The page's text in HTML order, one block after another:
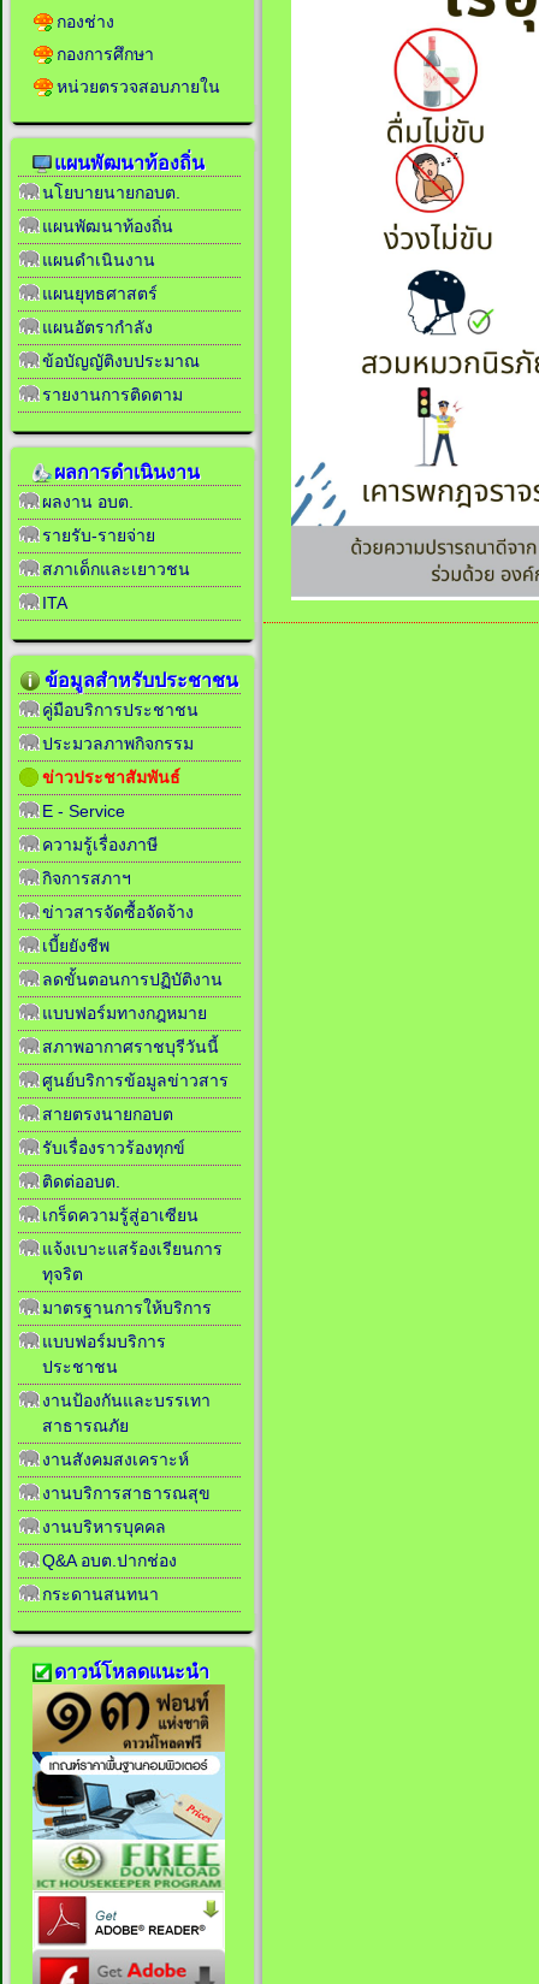
กองช่าง
กองการศึกษา
หน่วยตรวจสอบภายใน
แผนพัฒนาท้องถิ่น
นโยบายนายกอบต.
แผนพัฒนาท้องถิ่น
แผนดำเนินงาน
แผนยุทธศาสตร์
แผนอัตรากำลัง
ข้อบัญญัติงบประมาณ
รายงานการติดตาม
ผลการดำเนินงาน
ผลงาน อบต.
รายรับ-รายจ่าย
สภาเด็กและเยาวชน
ITA
ข้อมูลสำหรับประชาชน
คู่มือบริการประชาชน
ประมวลภาพกิจกรรม
ข่าวประชาสัมพันธ์
E - Service
ความรู้เรื่องภาษี
กิจการสภาฯ
ข่าวสารจัดซื้อจัดจ้าง
เบี้ยยังชีพ
ลดขั้นตอนการปฏิบัติงาน
แบบฟอร์มทางกฎหมาย
สภาพอากาศราชบุรีวันนี้
ศูนย์บริการข้อมูลข่าวสาร
สายตรงนายกอบต
รับเรื่องราวร้องทุกข์
ติดต่ออบต.
เกร็ดความรู้สู่อาเซียน
แจ้งเบาะแสร้องเรียนการ
ทุจริต
มาตรฐานการให้บริการ
แบบฟอร์มบริการ
ประชาชน
งานป้องกันและบรรเทา
สาธารณภัย
งานสังคมสงเคราะห์
งานบริการสาธารณสุข
งานบริหารบุคคล
Q&A อบต.ปากช่อง
กระดานสนทนา
ดาวน์โหลดแนะนำ